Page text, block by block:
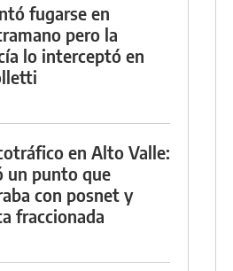
fugarse en
pero la
lo interceptó en
en Alto Valle:
un punto que
con posnet y
fraccionada